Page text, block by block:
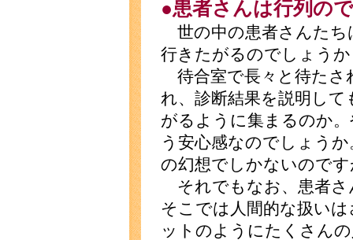
●患者さんは行列の
世の中の患者さんたち
行きたがるのでしょう
待合室で長々と待たさ
れ、診断結果を説明し
がるように集まるのか
う安心感なのでしょう
の幻想でしかないのです
それでもなお、患者さ
そこでは人間的な扱い
ットのようにたくさん